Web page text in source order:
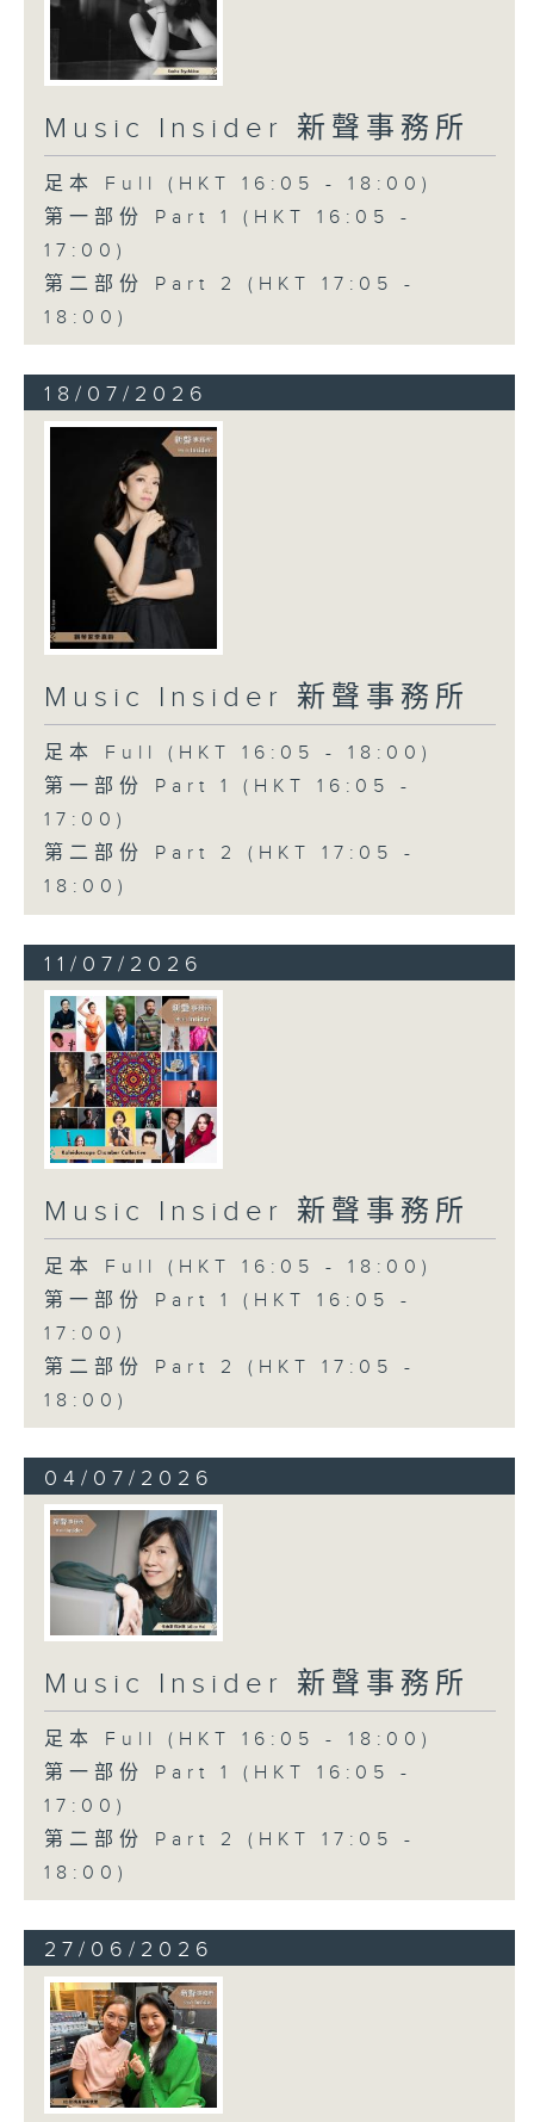
Music Insider 新聲事務所
足本 Full (HKT 16:05 - 18:00)
第一部份 Part 1 (HKT 16:05 -
17:00)
第二部份 Part 2 (HKT 17:05 -
18:00)
18/07/2026
Music Insider 新聲事務所
足本 Full (HKT 16:05 - 18:00)
第一部份 Part 1 (HKT 16:05 -
17:00)
第二部份 Part 2 (HKT 17:05 -
18:00)
11/07/2026
Music Insider 新聲事務所
足本 Full (HKT 16:05 - 18:00)
第一部份 Part 1 (HKT 16:05 -
17:00)
第二部份 Part 2 (HKT 17:05 -
18:00)
04/07/2026
Music Insider 新聲事務所
足本 Full (HKT 16:05 - 18:00)
第一部份 Part 1 (HKT 16:05 -
17:00)
第二部份 Part 2 (HKT 17:05 -
18:00)
27/06/2026